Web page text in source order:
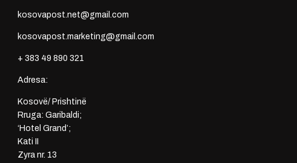
kosovapost.net@gmail.com
kosovapost.marketing@gmail.com
+ 383 49 890 321
Adresa:
Kosovë/ Prishtinë
Rruga: Garibaldi;
‘Hotel Grand’;
Kati II
Zyra nr. 13